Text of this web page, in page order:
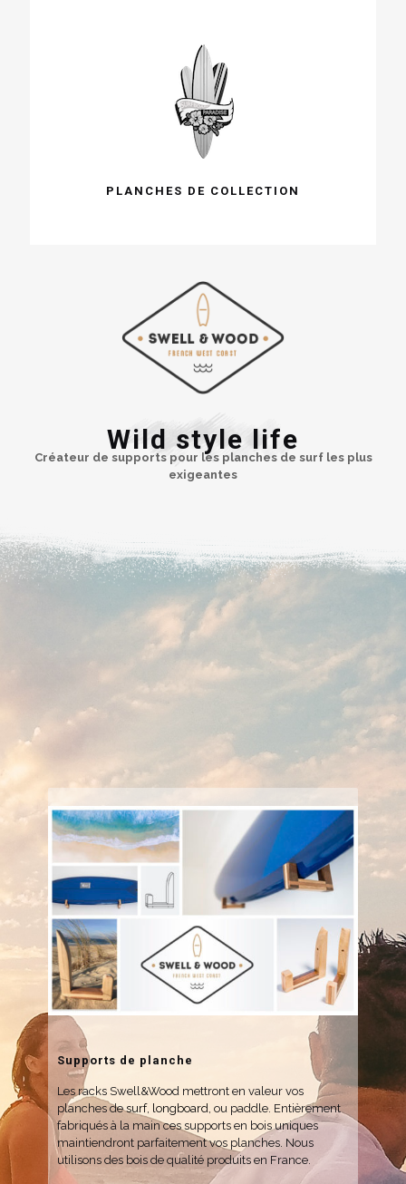
PLANCHES DE COLLECTION
Wild style life
Créateur de supports pour les planches de surf les plus
exigeantes
Supports de planche
Les racks Swell&Wood mettront en valeur vos
planches desurf, longboard, ou paddle. Entièrement
fabriqués à la main ces supports en bois uniques
maintiendront parfaitement vos planches. Nous
utilisons des bois de qualité produits en France.